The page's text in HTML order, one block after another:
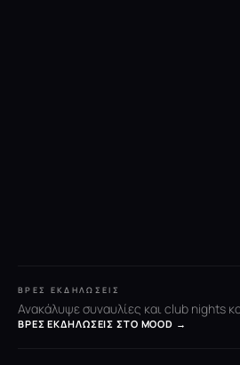
ΒΡΕΣ ΕΚΔΗΛΏΣΕΙΣ
Ανακάλυψε συναυλίες και club nights
ΒΡΕΣ ΕΚΔΗΛΏΣΕΙΣ ΣΤΟ MOOD →